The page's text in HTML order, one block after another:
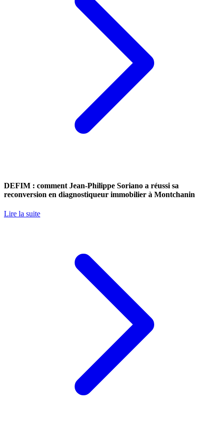
DEFIM : comment Jean-Philippe Soriano a réussi sa
reconversion en diagnostiqueur immobilier à Montchanin
Lire la suite